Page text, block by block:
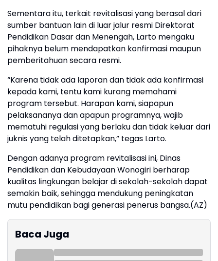
Sementara itu, terkait revitalisasi yang berasal dari
sumber bantuan lain di luar jalur resmi Direktorat
Pendidikan Dasar dan Menengah, Larto mengaku
pihaknya belum mendapatkan konfirmasi maupun
pemberitahuan secara resmi.
“Karena tidak ada laporan dan tidak ada konfirmasi
kepada kami, tentu kami kurang memahami
program tersebut. Harapan kami, siapapun
pelaksananya dan apapun programnya, wajib
mematuhi regulasi yang berlaku dan tidak keluar dari
juknis yang telah ditetapkan,” tegas Larto.
Dengan adanya program revitalisasi ini, Dinas
Pendidikan dan Kebudayaan Wonogiri berharap
kualitas lingkungan belajar di sekolah-sekolah dapat
semakin baik, sehingga mendukung peningkatan
mutu pendidikan bagi generasi penerus bangsa.(AZ)
Baca Juga